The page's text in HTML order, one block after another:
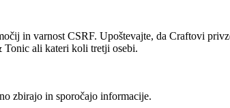
in varnost CSRF. Upoštevajte, da Craftovi
ali kateri koli tretji osebi.
zbirajo in sporočajo informacije.